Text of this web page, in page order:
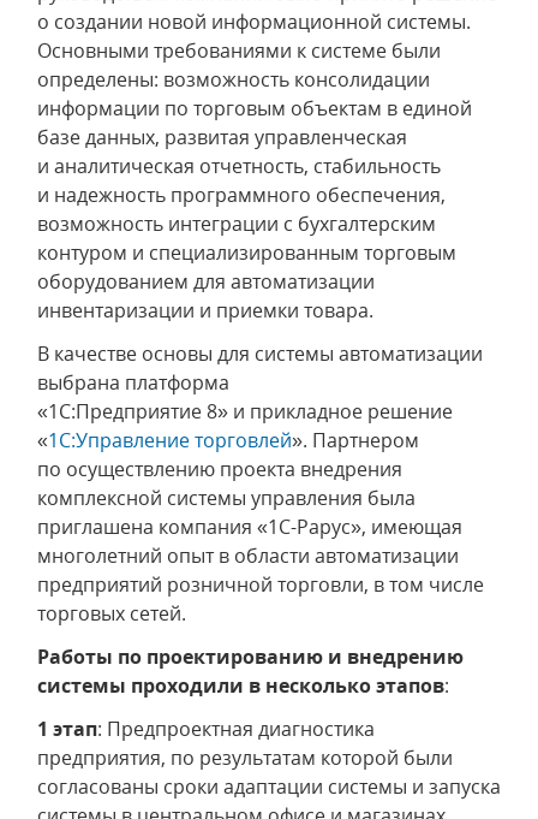
о создании новой информационной системы.
Основными требованиями к системе были
определены: возможность консолидации
информации по торговым объектам в единой
базе данных, развитая управленческая
и аналитическая отчетность, стабильность
и надежность программного обеспечения,
возможность интеграции с бухгалтерским
контуром и специализированным торговым
оборудованием для автоматизации
инвентаризации и приемки товара.
В качестве основы для системы автоматизации
выбрана платформа
«1С:Предприятие 8» и прикладное решение
«1С:Управление торговлей». Партнером
по осуществлению проекта внедрения
комплексной системы управления была
приглашена компания «1С-Рарус», имеющая
многолетний опыт в области автоматизации
предприятий розничной торговли, в том числе
торговых сетей.
Работы по проектированию и внедрению
системы проходили в несколько этапов:
1 этап: Предпроектная диагностика
предприятия, по результатам которой были
согласованы сроки адаптации системы и запуска